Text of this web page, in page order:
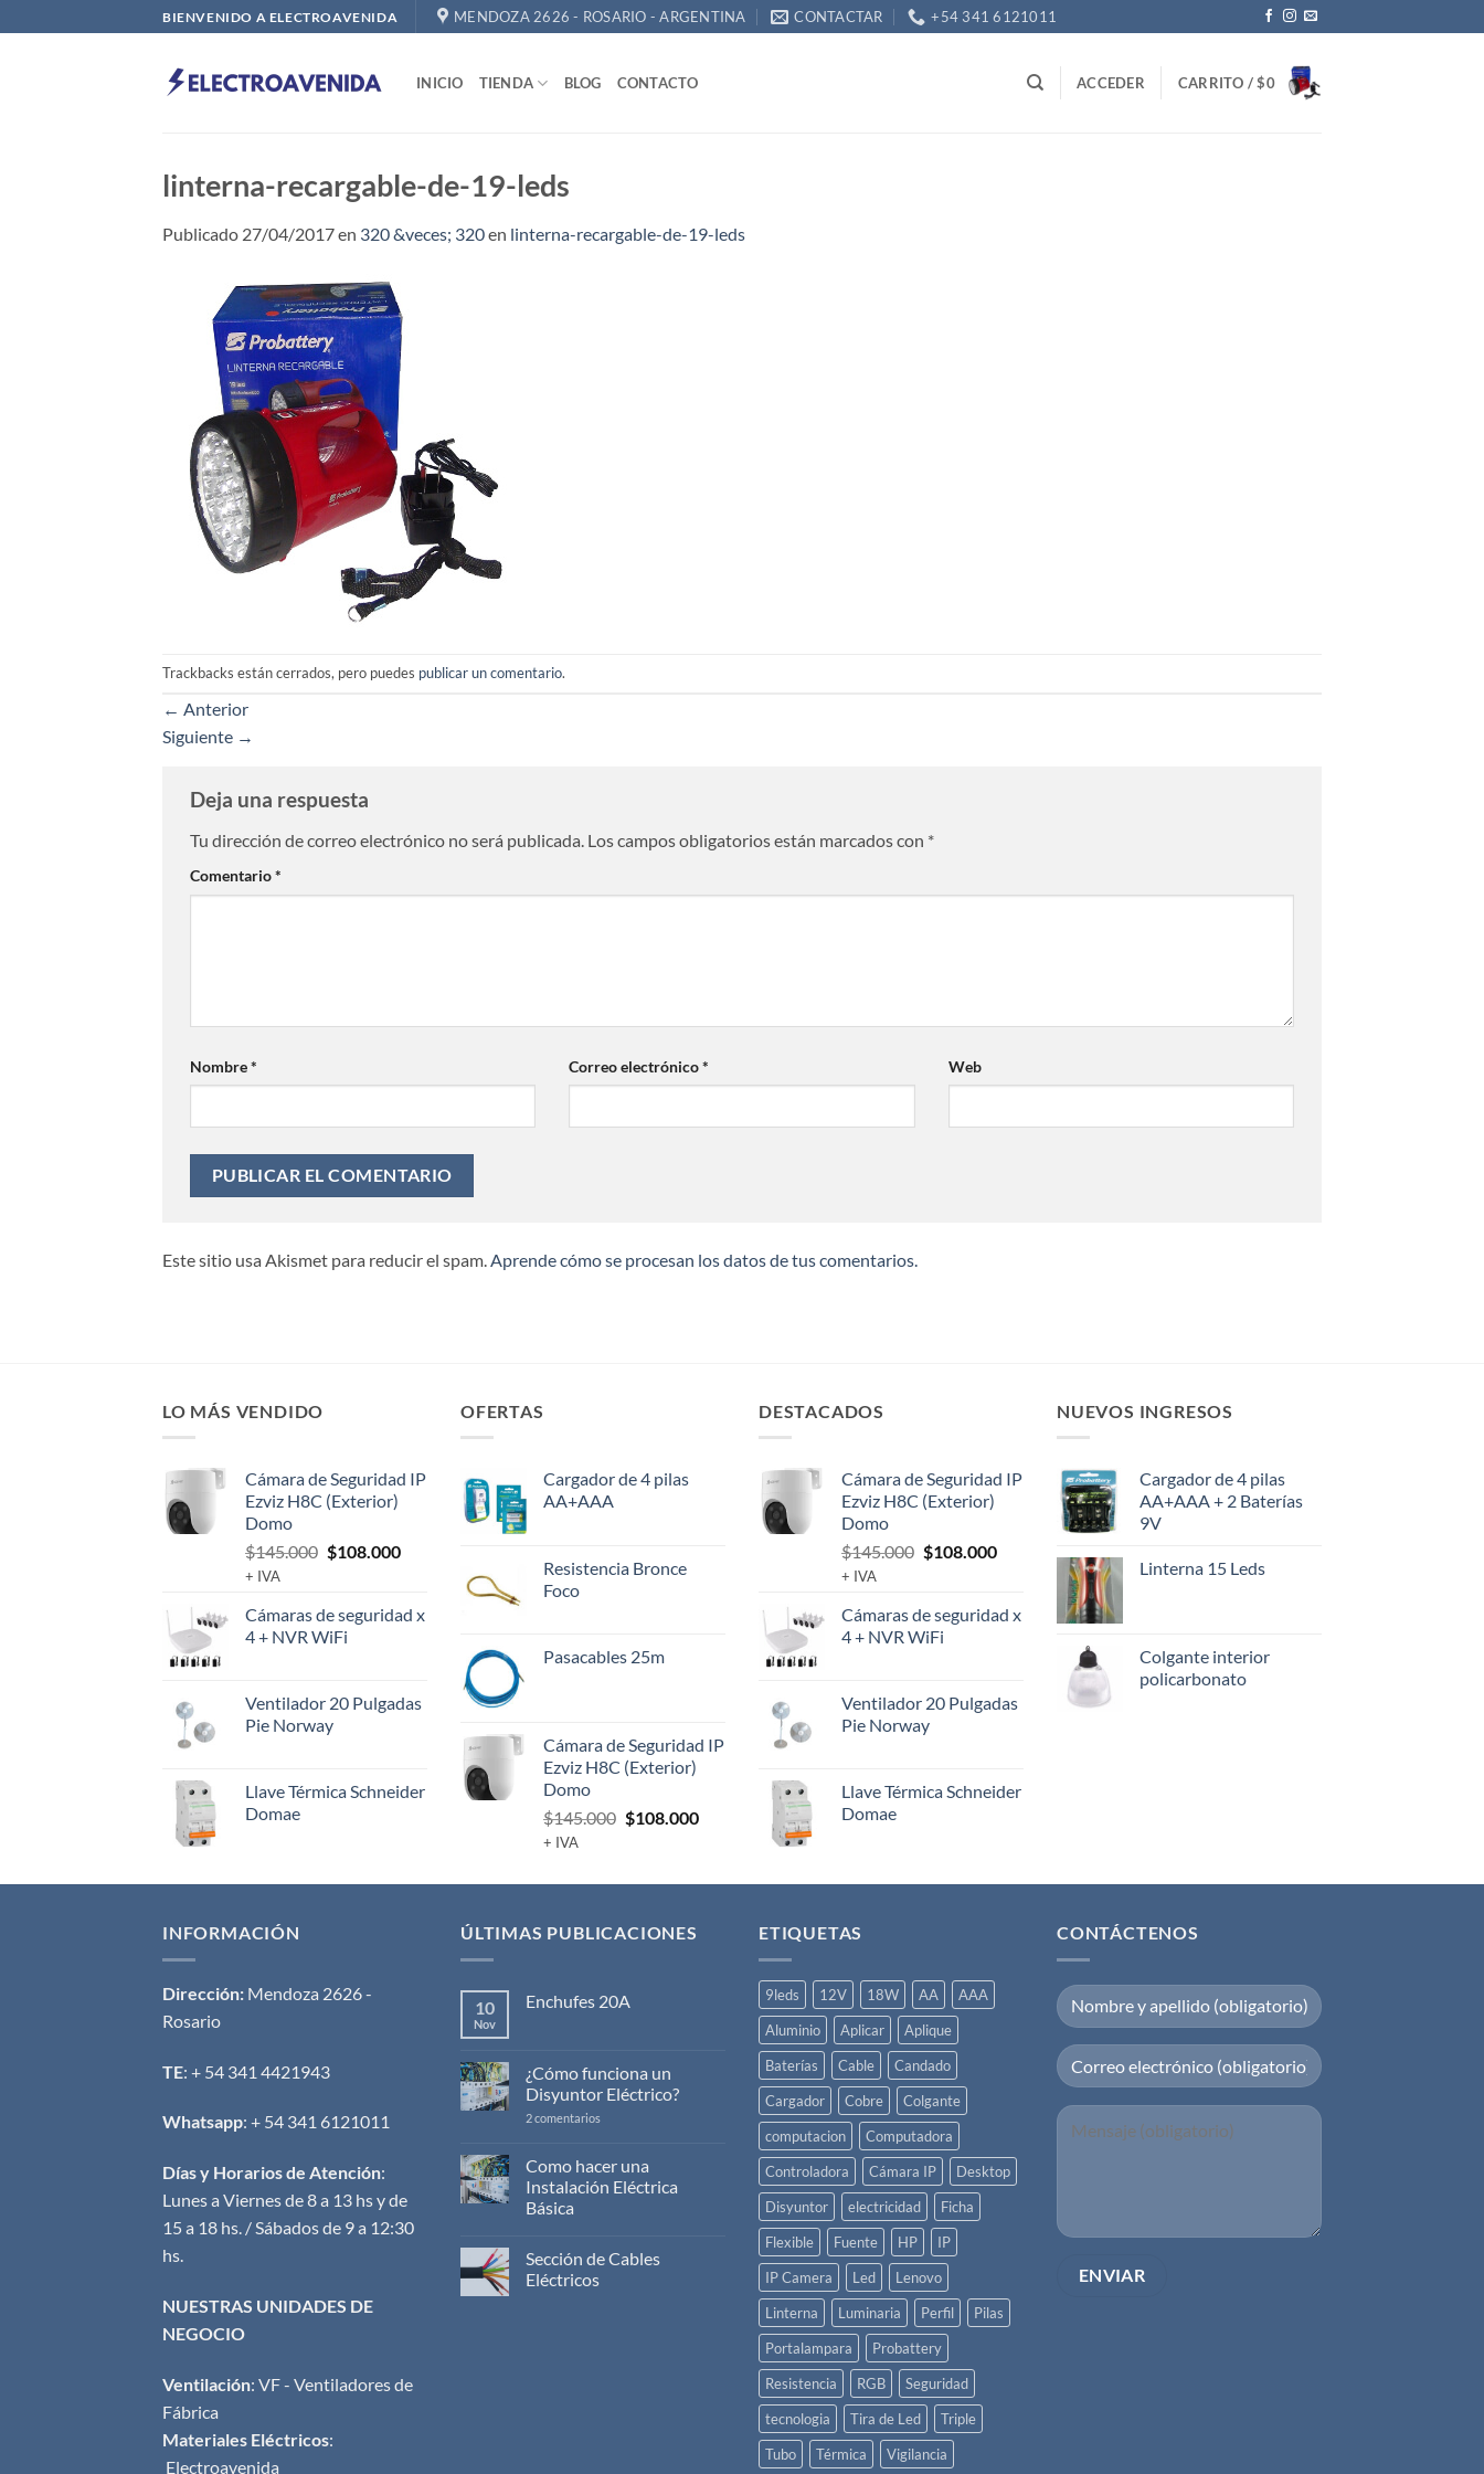
al
BIENVENIDO A ELECTROAVENIDA MENDOZA 2626 - ROSARIO - ARGENTINA CONTACTAR +54 341 6121011
INICIO TIENDA BLOG CONTACTO ACCEDER CARRITO /$0
linterna-recargable-de-19-leds
Publicado 27/04/2017en 320 &veces; 320en linterna-recargable-de-19-leds
Trackbacks están cerrados, pero puedes publicar un comentario.
← Anterior
Siguiente →
Deja una respuesta
Tu dirección de correo electrónico no será publicada. Los campos obligatorios están marcados con *
Comentario*
Nombre* Correo electrónico* Web
Este sitio usa Akismet para reducir el spam.Aprende cómo se procesan los datos de tus comentarios.
LO MÁS VENDIDO
Cámara de Seguridad IP
Ezviz H8C (Exterior)
Domo
$145.000 El
era:
$145.000.
$108.000El
es:
+ IVA
Cámaras de seguridad x
4 + NVR WiFi
Ventilador 20 Pulgadas
Pie Norway
Llave Térmica Schneider
Domae
OFERTAS
Cargador de 4 pilas
AA+AAA
Resistencia Bronce
Foco
Pasacables 25m
Cámara de Seguridad IP
Ezviz H8C (Exterior)
Domo
$145.000 El
era:
$108.000El
es:
+ IVA
DESTACADOS
Cámara de Seguridad IP
Ezviz H8C (Exterior)
Domo
$145.000 El
era:
$145.000.
$108.000El
es:
+ IVA
Cámaras de seguridad x
4 + NVR WiFi
Ventilador 20 Pulgadas
Pie Norway
Llave Térmica Schneider
Domae
NUEVOS INGRESOS
Cargador de 4 pilas
AA+AAA + 2 Baterías
9V
Linterna 15 Leds
Colgante interior
policarbonato
INFORMACIÓN
Dirección: Mendoza 2626 -
Rosario
TE: + 54 341 4421943
Whatsapp: + 54 341 6121011
Días y Horarios de Atención:
Lunes a Viernes de 8 a 13 hs y de
15 a 18 hs. / Sábados de 9 a 12:30
hs.
NUESTRAS UNIDADES DE
NEGOCIO
Ventilación: VF - Ventiladores de
Fábrica
Materiales Eléctricos:
Electroavenida
ÚLTIMAS PUBLICACIONES
10
Nov
Enchufes 20A
en
Enchufes
20A
¿Cómo funciona un
Disyuntor Eléctrico?
2 comentarios
Disyuntor
Eléctrico?
Como hacer una
Instalación Eléctrica
Básica
comentarios
en
Como
Sección de Cables
Eléctricos
ETIQUETAS
9leds 12V 18W AA
AAA
Aluminio
Aplicar
Aplique
Baterías
Cable
Candado
Cargador
Cobre
Colgante
computacion
Computadora
Controladora
Cámara IP
Desktop
Disyuntor
electricidad
Ficha
Flexible
Fuente HP
IP
IP Camera
Led
Lenovo
Linterna
Luminaria Perfil
Pilas
Portalampara
Probattery
Resistencia
RGB
Seguridad
tecnologia
Tira de Led
Triple
Tubo
Térmica Vigilancia
CONTÁCTENOS